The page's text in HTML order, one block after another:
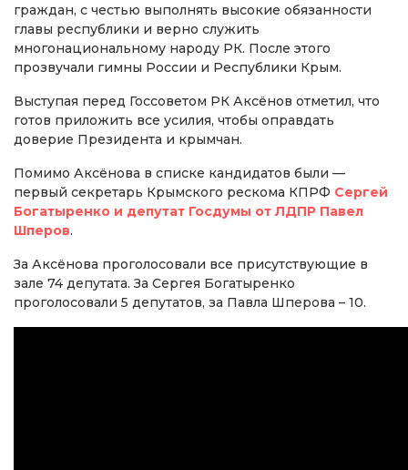
граждан, с честью выполнять высокие обязанности
главы республики и верно служить
многонациональному народу РК. После этого
прозвучали гимны России и Республики Крым.
Выступая перед Госсоветом РК Аксёнов отметил, что
готов приложить все усилия, чтобы оправдать
доверие Президента и крымчан.
Помимо Аксёнова в списке кандидатов были —
первый секретарь Крымского рескома КПРФ Сергей
Богатыренко и депутат Госдумы от ЛДПР Павел
Шперов.
За Аксёнова проголосовали все присутствующие в
зале 74 депутата. За Сергея Богатыренко
проголосовали 5 депутатов, за Павла Шперова – 10.